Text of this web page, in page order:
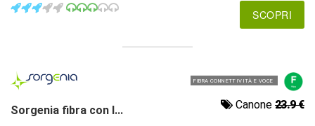
SCOPRI
FIBRA CONNETTIVITÀ E VOCE
Sorgenia fibra con l... Canone 23.9 €